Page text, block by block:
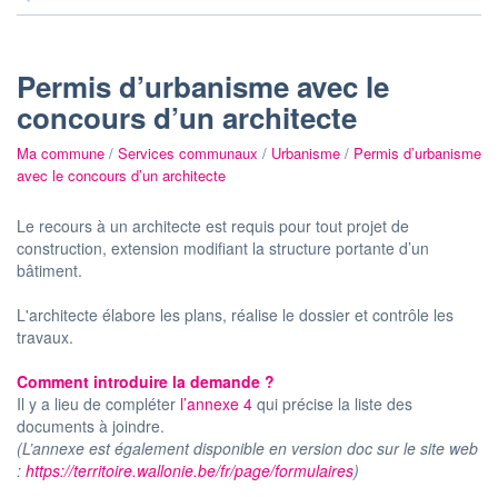
Permis d’urbanisme avec le
concours d’un architecte
Ma commune / Services communaux / Urbanisme / Permis d’urbanisme
avec le concours d’un architecte
Le recours à un architecte est requis pour tout projet de
construction, extension modifiant la structure portante d’un
bâtiment.
L'architecte élabore les plans, réalise le dossier et contrôle les
travaux.
Comment introduire la demande ?
Il y a lieu de compléter l’annexe 4 qui précise la liste des
documents à joindre.
(L’annexe est également disponible en version doc sur le site web
: https://territoire.wallonie.be/fr/page/formulaires)